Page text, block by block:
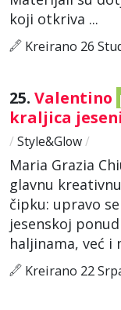
koji otkriva ...
Kreirano 26
25. Valentino
kraljica jeseni
/ Style&Glow/
Maria Grazia
glavnu
čipku: upravo
jesenskoj
haljinama, već i
Kreirano 22